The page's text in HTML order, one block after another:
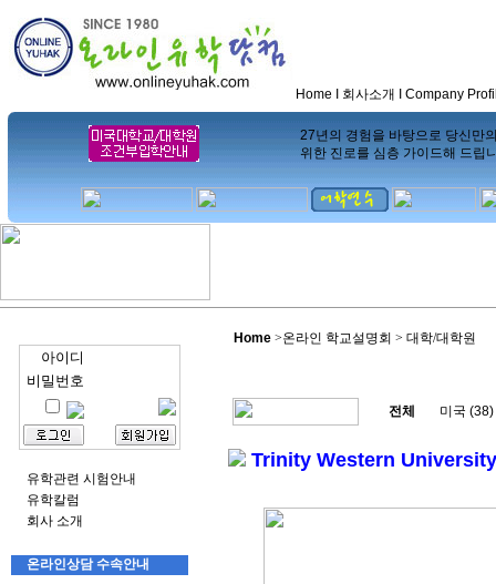
Home 회사소개 Company
27년의 경험을 바탕으로 당신만
위한 진로를 심층 가이드해 드립
아이디
비밀번호
유학관련 시험안내
유학칼럼
회사 소개
온라인상담 수속안내
Home >온라인 학교설명회 > 대학/대학원
전체 미국 (38)
Trinity Western University